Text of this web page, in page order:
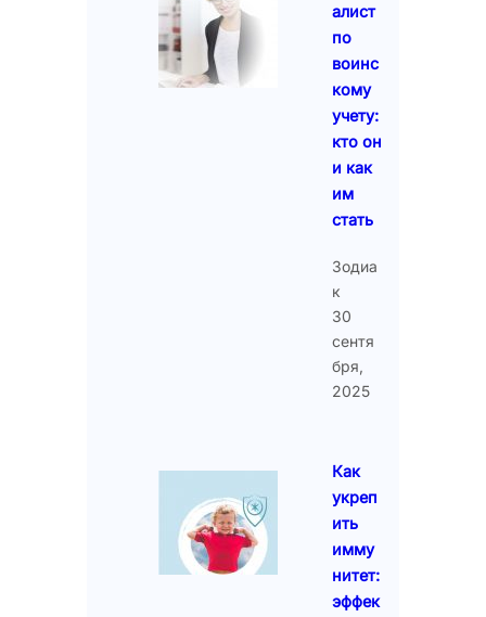
алист
по
воинс
кому
учету:
кто он
и как
им
стать
Зодиа
к
30
сентя
бря,
2025
Как
укреп
ить
имму
нитет:
эффек